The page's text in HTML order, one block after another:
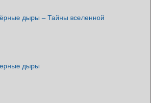
дыры – Тайны вселенной
дыры